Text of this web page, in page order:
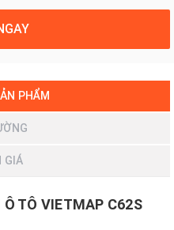
PHẨM
GIÁ
TÔ VIETMAP C62S